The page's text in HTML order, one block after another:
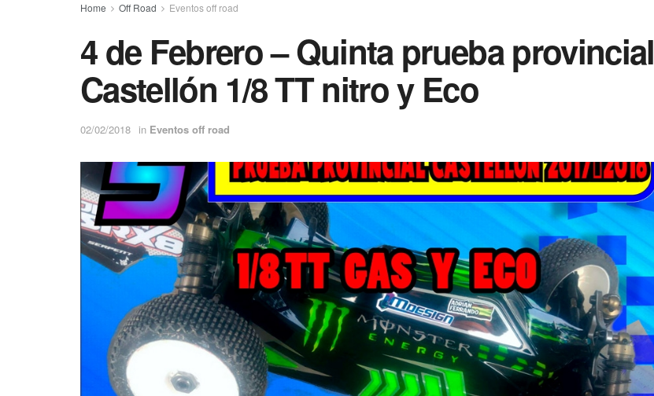
Home Off Road Eventos off road
4 de Febrero – Quinta prueba provincial
Castellón 1/8 TT nitro y Eco
02/02/2018 in Eventos off road